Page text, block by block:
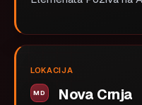
LOKACIJA
Nova Crnja